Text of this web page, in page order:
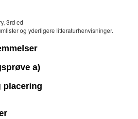
3rd ed
og yderligere litteraturhenvisninger.
a)